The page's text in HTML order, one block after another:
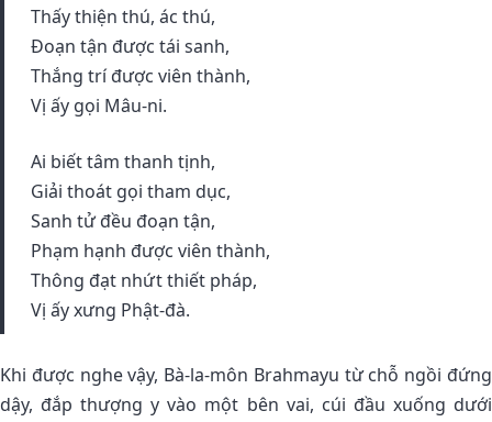
Thấy thiện thú, ác thú,
Ðoạn tận được tái sanh,
Thắng trí được viên thành,
Vị ấy gọi Mâu-ni.
Ai biết tâm thanh tịnh,
Giải thoát gọi tham dục,
Sanh tử đều đoạn tận,
Phạm hạnh được viên thành,
Thông đạt nhứt thiết pháp,
Vị ấy xưng Phật-đà.
Khi được nghe vậy, Bà-la-môn Brahmayu từ chỗ ngồi đứng
dậy, đắp thượng y vào một bên vai, cúi đầu xuống dưới